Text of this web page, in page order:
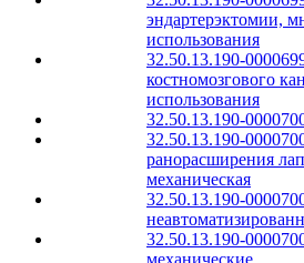
эндартерэктомии,
использования
32.50.13.190-
костномозгового
использования
32.50.13.190-
32.50.13.190-
ранорасширения
механическая
32.50.13.190-
32.50.13.190-
механические